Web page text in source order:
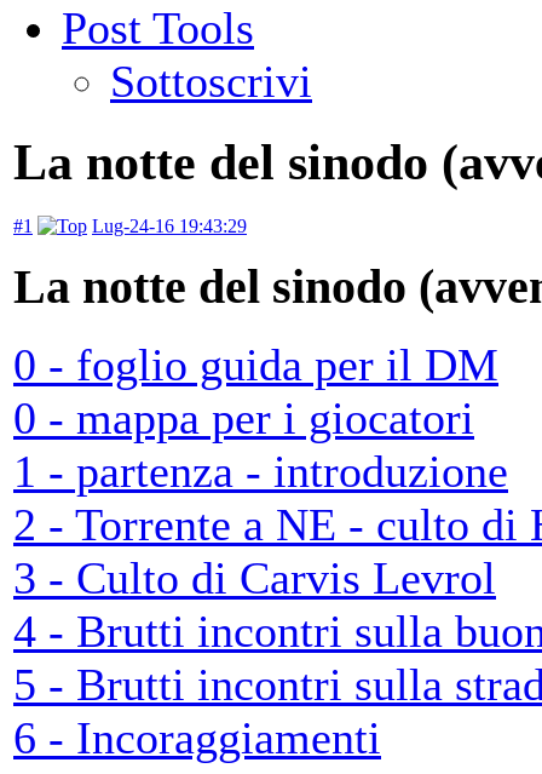
Post Tools
Sottoscrivi
La notte del sinodo
#1 Lug-24-16 19:43:29
La notte del sinodo
0 - foglio guida per il DM
0 - mappa per i giocatori
1 - partenza - introduzione
2 - Torrente a NE - culto di
3 - Culto di Carvis Levrol
4 - Brutti incontri sulla
5 - Brutti incontri sulla
6 - Incoraggiamenti